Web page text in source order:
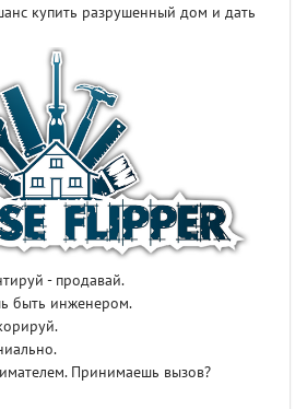
купить разрушенный дом и дать
- продавай.
быть инженером.
Принимаешь вызов?